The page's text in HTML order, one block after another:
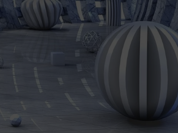
Uniwersalny symbol wiary
Minimalistyczna, elegancka forma
Klimat skupienia i pokoju
Wyjątkowy akcent dekoracyjny